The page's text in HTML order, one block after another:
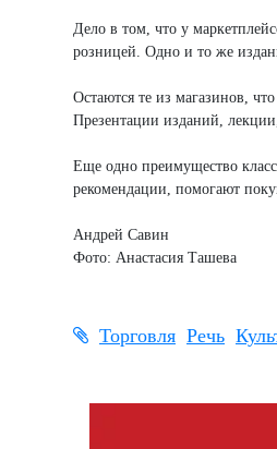
Дело в том, что у
розницей. Одно и то же
Остаются те из магазинов,
Презентации изданий,
Еще одно преимущество
рекомендации, помогают
Андрей Савин
Фото: Анастасия Ташева
Торговля Речь